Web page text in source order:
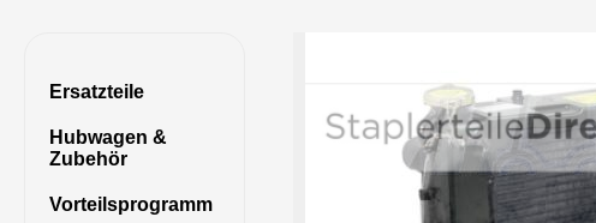
Ersatzteile
Hubwagen &
Zubehör
Vorteilsprogramm